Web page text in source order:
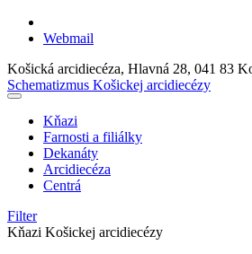
Webmail
Košická arcidiecéza, Hlavná 28, 041 83
Schematizmus Košickej arcidiecézy
Kňazi
Farnosti a filiálky
Dekanáty
Arcidiecéza
Centrá
Filter
Kňazi Košickej arcidiecézy